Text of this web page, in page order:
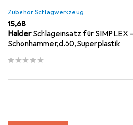
Zubehör Schlagwerkzeug
EUR
15,68
Halder Schlageinsatz für SIMPLEX -
Schonhammer,d.60,Superplastik